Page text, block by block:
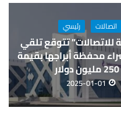
اتصالات رئيسي
للاتصالات” تتوقع تلقي
محفظة أبراجها بقيمة
250 مليون دولار
2025-01-01